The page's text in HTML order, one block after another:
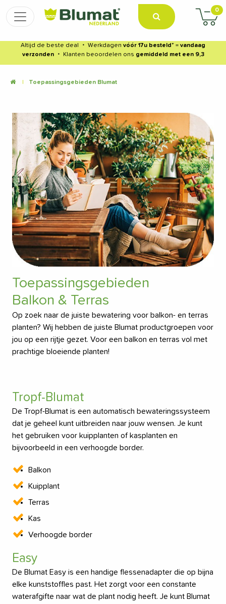
0
Altijd de beste deal ・ Werkdagen vóór 17u besteld* = vandaag
verzonden
・ Klanten beoordelen ons gemiddeld met een 9,3
Toepassingsgebieden Blumat
Toepassingsgebieden
Balkon & Terras
Op zoek naar de juiste bewatering voor balkon- en terras
planten? Wij hebben de juiste Blumat productgroepen voor
jou op een rijtje gezet. Voor een balkon en terras vol met
prachtige bloeiende planten!
Tropf-Blumat
De Tropf-Blumat is een automatisch bewateringssysteem
dat je geheel kunt uitbreiden naar jouw wensen. Je kunt
het gebruiken voor kuipplanten of kasplanten en
bijvoorbeeld in een verhoogde border.
Balkon
Kuipplant
Terras
Kas
Verhoogde border
Easy
De Blumat Easy is een handige flessenadapter die op bijna
elke kunststoffles past. Het zorgt voor een constante
waterafgifte naar wat de plant nodig heeft. Je kunt Blumat